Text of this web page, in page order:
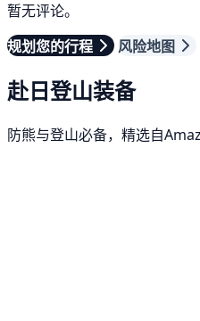
暂无评论。
规划您的行程
风险地图
赴日登山装备
防熊与登山必备，精选自